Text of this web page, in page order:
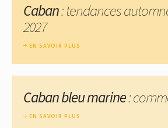
Caban: tendances
2027
EN SAVOIR PLUS
Caban bleu marine:
EN SAVOIR PLUS